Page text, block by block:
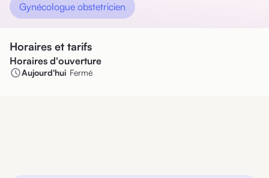
Gynécologue obstetricien
Horaires et tarifs
Horaires d'ouverture
Aujourd'hui Fermé